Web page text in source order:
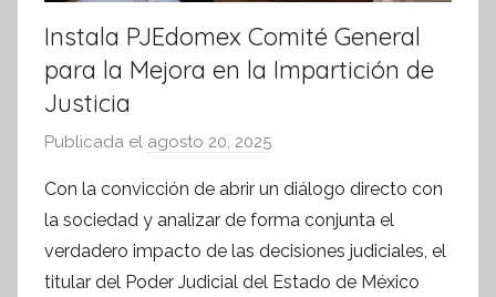
Instala PJEdomex Comité General
para la Mejora en la Impartición de
Justicia
Publicada el agosto 20, 2025
r
S
í
n
Con la convicción de abrir un diálogo directo con
la sociedad y analizar de forma conjunta el
verdadero impacto de las decisiones judiciales, el
titular del Poder Judicial del Estado de México